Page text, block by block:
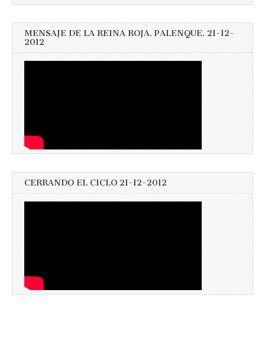
MENSAJE DE LA REINA ROJA. PALENQUE. 21-12-
2012
CERRANDO EL CICLO 21-12-2012